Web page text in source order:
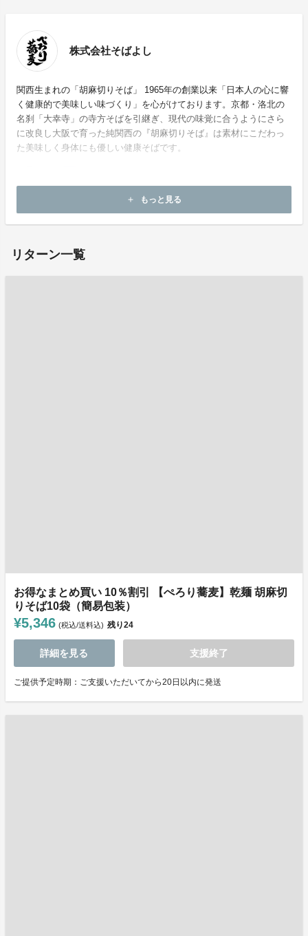
株式会社そばよし
関西生まれの「胡麻切りそば」 1965年の創業以来「日本人の心に響
く健康的で美味しい味づくり」を心がけております。京都・洛北の
名刹「大幸寺」の寺方そばを引継ぎ、現代の味覚に合うようにさら
に改良し大阪で育った純関西の『胡麻切りそば』は素材にこだわっ
た美味しく身体にも優しい健康そばです。
add もっと見る
リターン一覧
お得なまとめ買い 10％割引 【ぺろり蕎麦】乾麺 胡麻切
りそば10袋（簡易包装）
¥5,346 (税込/送料込) 残り24
詳細を見る 支援終了
ご提供予定時期：ご支援いただいてから20日以内に発送